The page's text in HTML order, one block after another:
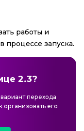
работы и
процессе запуска.
2.3?
перехода
его